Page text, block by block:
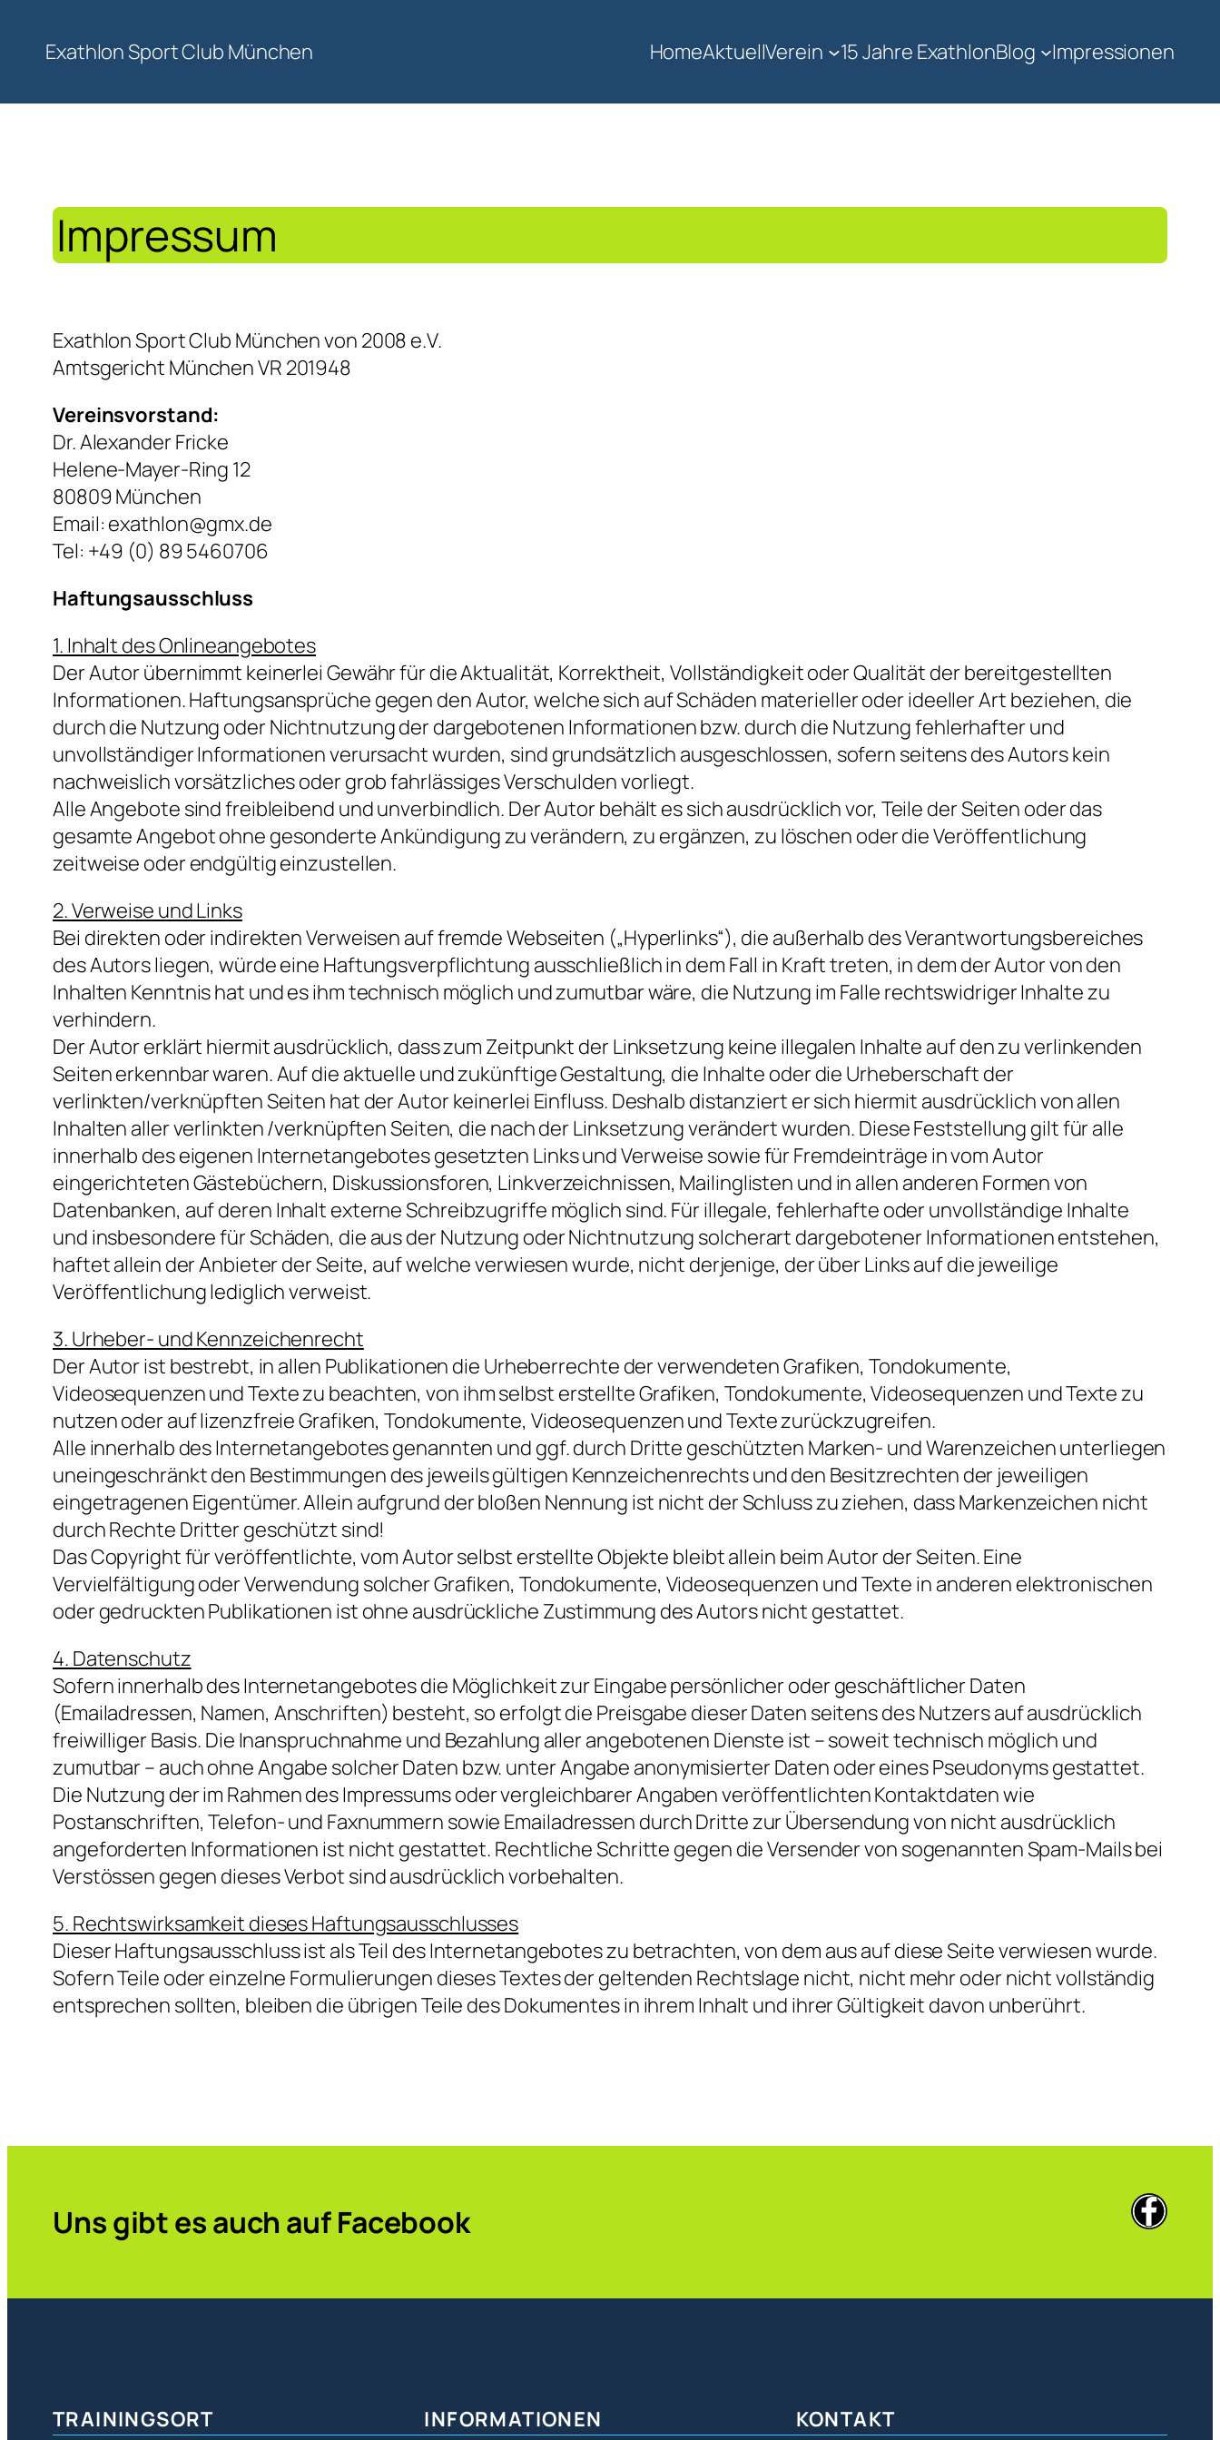
Zum
Exathlon Sport Club München HomeAktuellVerein 15 Jahre ExathlonBlog Impressionen
Impressum
Exathlon Sport Club München von 2008 e.V.
Amtsgericht München VR 201948
Vereinsvorstand:
Dr. Alexander Fricke
Helene-Mayer-Ring 12
80809 München
Email: exathlon@gmx.de
Tel: +49 (0) 89 5460706
Haftungsausschluss
1. Inhalt des Onlineangebotes
Der Autor übernimmt keinerlei Gewähr für die Aktualität, Korrektheit, Vollständigkeit oder Qualität der bereitgestellten
Informationen. Haftungsansprüche gegen den Autor, welche sich auf Schäden materieller oder ideeller Art beziehen, die
durch die Nutzung oder Nichtnutzung der dargebotenen Informationen bzw. durch die Nutzung fehlerhafter und
unvollständiger Informationen verursacht wurden, sind grundsätzlich ausgeschlossen, sofern seitens des Autors kein
nachweislich vorsätzliches oder grob fahrlässiges Verschulden vorliegt.
Alle Angebote sind freibleibend und unverbindlich. Der Autor behält es sich ausdrücklich vor, Teile der Seiten oder das
gesamte Angebot ohne gesonderte Ankündigung zu verändern, zu ergänzen, zu löschen oder die Veröffentlichung
zeitweise oder endgültig einzustellen.
2. Verweise und Links
Bei direkten oder indirekten Verweisen auf fremde Webseiten („Hyperlinks“), die außerhalb des Verantwortungsbereiches
des Autors liegen, würde eine Haftungsverpflichtung ausschließlich in dem Fall in Kraft treten, in dem der Autor von den
Inhalten Kenntnis hat und es ihm technisch möglich und zumutbar wäre, die Nutzung im Falle rechtswidriger Inhalte zu
verhindern.
Der Autor erklärt hiermit ausdrücklich, dass zum Zeitpunkt der Linksetzung keine illegalen Inhalte auf den zu verlinkenden
Seiten erkennbar waren. Auf die aktuelle und zukünftige Gestaltung, die Inhalte oder die Urheberschaft der
verlinkten/verknüpften Seiten hat der Autor keinerlei Einfluss. Deshalb distanziert er sich hiermit ausdrücklich von allen
Inhalten aller verlinkten /verknüpften Seiten, die nach der Linksetzung verändert wurden. Diese Feststellung gilt für alle
innerhalb des eigenen Internetangebotes gesetzten Links und Verweise sowie für Fremdeinträge in vom Autor
eingerichteten Gästebüchern, Diskussionsforen, Linkverzeichnissen, Mailinglisten und in allen anderen Formen von
Datenbanken, auf deren Inhalt externe Schreibzugriffe möglich sind. Für illegale, fehlerhafte oder unvollständige Inhalte
und insbesondere für Schäden, die aus der Nutzung oder Nichtnutzung solcherart dargebotener Informationen entstehen,
haftet allein der Anbieter der Seite, auf welche verwiesen wurde, nicht derjenige, der über Links auf die jeweilige
Veröffentlichung lediglich verweist.
3. Urheber- und Kennzeichenrecht
Der Autor ist bestrebt, in allen Publikationen die Urheberrechte der verwendeten Grafiken, Tondokumente,
Videosequenzen und Texte zu beachten, von ihm selbst erstellte Grafiken, Tondokumente, Videosequenzen und Texte zu
nutzen oder auf lizenzfreie Grafiken, Tondokumente, Videosequenzen und Texte zurückzugreifen.
Alle innerhalb des Internetangebotes genannten und ggf. durch Dritte geschützten Marken- und Warenzeichen unterliegen
uneingeschränkt den Bestimmungen des jeweils gültigen Kennzeichenrechts und den Besitzrechten der jeweiligen
eingetragenen Eigentümer. Allein aufgrund der bloßen Nennung ist nicht der Schluss zu ziehen, dass Markenzeichen nicht
durch Rechte Dritter geschützt sind!
Das Copyright für veröffentlichte, vom Autor selbst erstellte Objekte bleibt allein beim Autor der Seiten. Eine
Vervielfältigung oder Verwendung solcher Grafiken, Tondokumente, Videosequenzen und Texte in anderen elektronischen
oder gedruckten Publikationen ist ohne ausdrückliche Zustimmung des Autors nicht gestattet.
4. Datenschutz
Sofern innerhalb des Internetangebotes die Möglichkeit zur Eingabe persönlicher oder geschäftlicher Daten
(Emailadressen, Namen, Anschriften) besteht, so erfolgt die Preisgabe dieser Daten seitens des Nutzers auf ausdrücklich
freiwilliger Basis. Die Inanspruchnahme und Bezahlung aller angebotenen Dienste ist – soweit technisch möglich und
zumutbar – auch ohne Angabe solcher Daten bzw. unter Angabe anonymisierter Daten oder eines Pseudonyms gestattet.
Die Nutzung der im Rahmen des Impressums oder vergleichbarer Angaben veröffentlichten Kontaktdaten wie
Postanschriften, Telefon- und Faxnummern sowie Emailadressen durch Dritte zur Übersendung von nicht ausdrücklich
angeforderten Informationen ist nicht gestattet. Rechtliche Schritte gegen die Versender von sogenannten Spam-Mails bei
Verstössen gegen dieses Verbot sind ausdrücklich vorbehalten.
5. Rechtswirksamkeit dieses Haftungsausschlusses
Dieser Haftungsausschluss ist als Teil des Internetangebotes zu betrachten, von dem aus auf diese Seite verwiesen wurde.
Sofern Teile oder einzelne Formulierungen dieses Textes der geltenden Rechtslage nicht, nicht mehr oder nicht vollständig
entsprechen sollten, bleiben die übrigen Teile des Dokumentes in ihrem Inhalt und ihrer Gültigkeit davon unberührt.
Uns gibt es auch auf Facebook
TRAININGSORT INFORMATIONEN KONTAKT